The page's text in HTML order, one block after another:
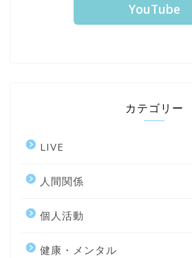
YouTube
カテゴリー
LIVE
人間関係
個人活動
健康・メンタル